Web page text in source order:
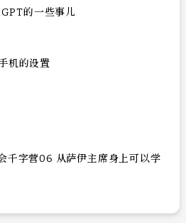
的一些事儿
机的设置
千字营06 从萨伊主席身上可以学